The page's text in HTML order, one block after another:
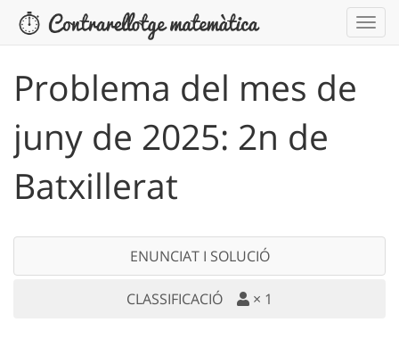
Problema del mes de
juny de 2025: 2n de
Batxillerat
ENUNCIAT I SOLUCIÓ
CLASSIFICACIÓ × 1